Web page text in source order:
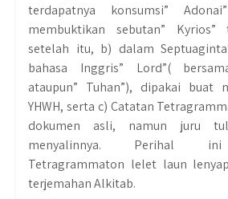
terdapatnya konsumsi”
membuktikan sebutan” Kyrios”
setelah itu, b) dalam
bahasa Inggris” Lord”(
ataupun” Tuhan”), dipakai buat
YHWH, serta c) Catatan
dokumen asli, namun juru
menyalinnya. Perihal ini
Tetragrammaton lelet laun
terjemahan Alkitab.